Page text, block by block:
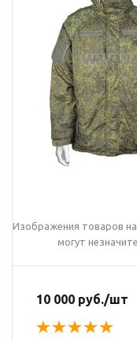
Изображения товаров
могут
10 000 руб./шт